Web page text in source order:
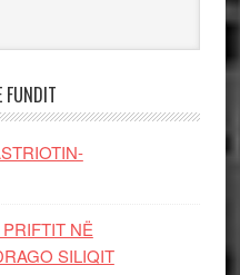
FUNDIT
NË
SILIQIT